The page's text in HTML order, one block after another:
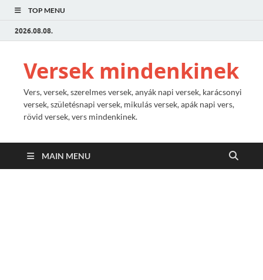
TOP MENU
2026.08.08.
Versek mindenkinek
Vers, versek, szerelmes versek, anyák napi versek, karácsonyi
versek, születésnapi versek, mikulás versek, apák napi vers,
rövid versek, vers mindenkinek.
MAIN MENU